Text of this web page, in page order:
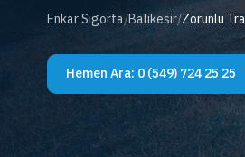
Enkar Sigorta/Balıkesir/Zorunlu
Hemen Ara: 0 (549) 724 25 25